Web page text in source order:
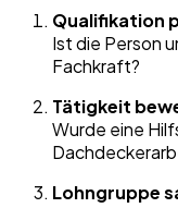
Qualifikation
Ist die Person
Fachkraft?
Tätigkeit
Wurde eine
Lohngruppe